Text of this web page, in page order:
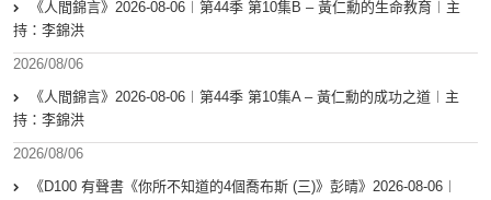
《人間錦言》2026-08-06︱第44季 第10集B – 黃仁勳的生命教育︱主
持：李錦洪
2026/08/06
《人間錦言》2026-08-06︱第44季 第10集A – 黃仁勳的成功之道︱主
持：李錦洪
2026/08/06
《D100 有聲書《你所不知道的4個喬布斯 (三)》彭晴》2026-08-06︱